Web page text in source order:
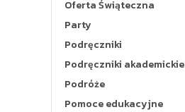
Oferta Świąteczna
Party
Podręczniki
Podręczniki akademickie
Podróże
Pomoce edukacyjne